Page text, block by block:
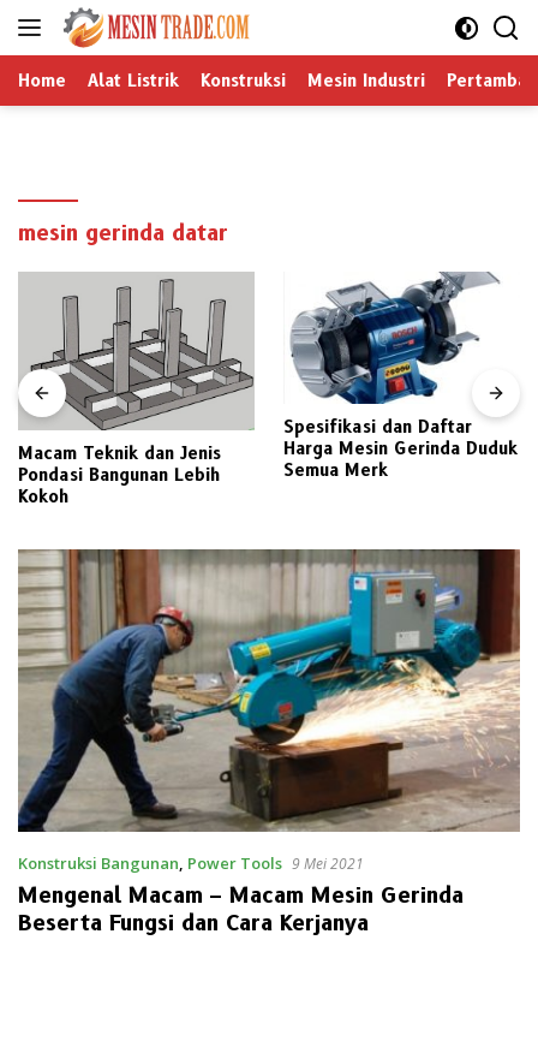
Langsung
Home Alat Listrik Konstruksi Mesin Industri
mesin gerinda datar
Macam Teknik dan Jenis
Pondasi Bangunan Lebih
Kokoh
Spesifikasi dan Daftar
Harga Mesin Gerinda Duduk
Semua Merk
Konstruksi Bangunan, Power Tools 9 Mei 2021
Mengenal Macam – Macam Mesin Gerinda
Beserta Fungsi dan Cara Kerjanya